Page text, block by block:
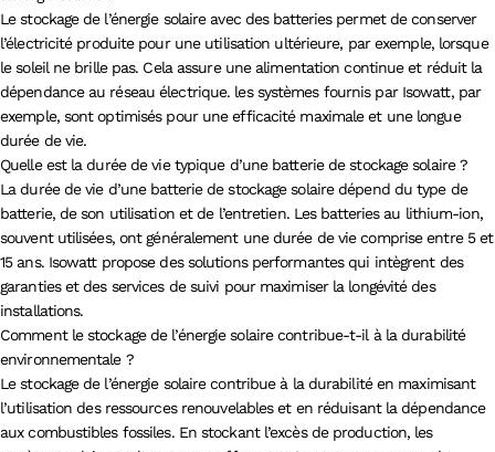
Le stockage de l’énergie solaire avec des batteries permet de conserver
l’électricité produite pour une utilisation ultérieure, par exemple, lorsque
le soleil ne brille pas. Cela assure une alimentation continue et réduit la
dépendance au réseau électrique. les systèmes fournis par Isowatt, par
exemple, sont optimisés pour une efficacité maximale et une longue
durée de vie.
Quelle est la durée de vie typique d’une batterie de stockage solaire ?
La durée de vie d’une batterie de stockage solaire dépend du type de
batterie, de son utilisation et de l’entretien. Les batteries au lithium-ion,
souvent utilisées, ont généralement une durée de vie comprise entre 5 et
15 ans. Isowatt propose des solutions performantes qui intègrent des
garanties et des services de suivi pour maximiser la longévité des
installations.
Comment le stockage de l’énergie solaire contribue-t-il à la durabilité
environnementale ?
Le stockage de l’énergie solaire contribue à la durabilité en maximisant
l’utilisation des ressources renouvelables et en réduisant la dépendance
aux combustibles fossiles. En stockant l’excès de production, les